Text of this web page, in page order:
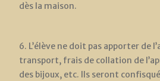
dès la maison.
6. L’élève ne doit pas apporter de
transport, frais de collation de
des bijoux, etc. Ils seront